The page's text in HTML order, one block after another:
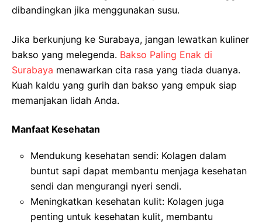
dibandingkan jika menggunakan susu.
Jika berkunjung ke Surabaya, jangan lewatkan kuliner
bakso yang melegenda. Bakso Paling Enak di
Surabaya menawarkan cita rasa yang tiada duanya.
Kuah kaldu yang gurih dan bakso yang empuk siap
memanjakan lidah Anda.
Manfaat Kesehatan
Mendukung kesehatan sendi: Kolagen dalam
buntut sapi dapat membantu menjaga kesehatan
sendi dan mengurangi nyeri sendi.
Meningkatkan kesehatan kulit: Kolagen juga
penting untuk kesehatan kulit, membantu